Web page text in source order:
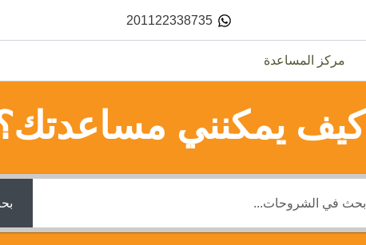
201122338735
مركز المساعدة
كيف يمكنني